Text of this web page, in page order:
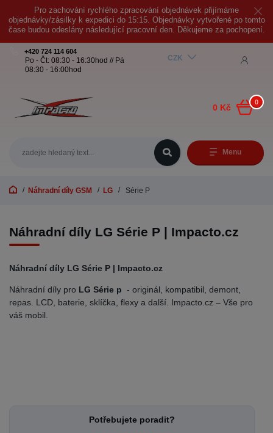
Pro zachování rychlého zpracování objednávek přijímáme
objednávky/zásilky k expedici do 15:15. Objednávky vytvořené po tomto
čase budou odeslány následující pracovní den. Děkujeme za pochopení.
Menu
CZK
+420 724 114 604
Po - Čt: 08:30 - 16:30hod // Pá
08:30 - 16:00hod
0
0 Kč
Náhradní díly GSM LG Série P
Náhradní díly LG Série P | Impacto.cz
Náhradní díly LG Série P | Impacto.cz
Náhradní díly pro LG Série p - originál, kompatibil, demont,
repas. LCD, baterie, sklíčka, flexy a další. Impacto.cz – Vše pro
váš mobil.
Potřebujete poradit?